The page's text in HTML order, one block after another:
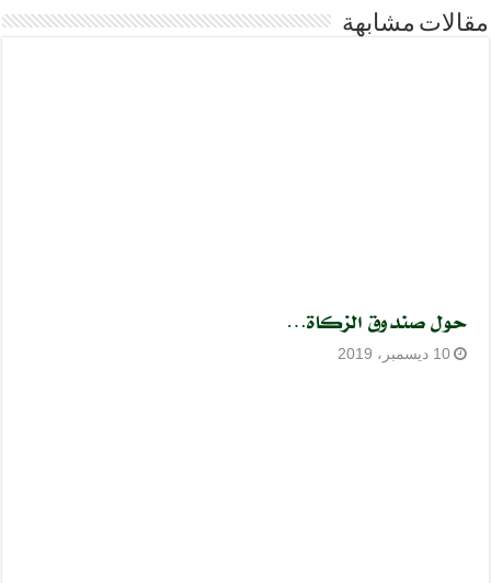
مقالات مشابهة
حول صندوق الزكاة…
10 ديسمبر، 2019